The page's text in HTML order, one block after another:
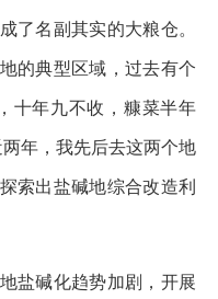
了名副其实的大粮仓。
的典型区域，过去有个
十年九不收，糠菜半年
年，我先后去这两个地
索出盐碱地综合改造利
碱化趋势加剧，开展